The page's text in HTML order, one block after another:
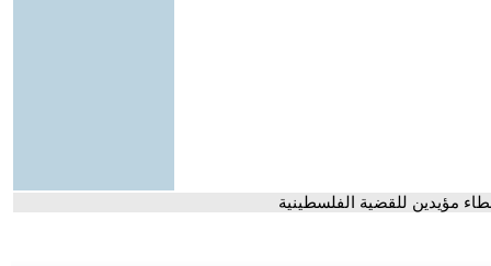
مؤيدين للقضية الفلسطينية